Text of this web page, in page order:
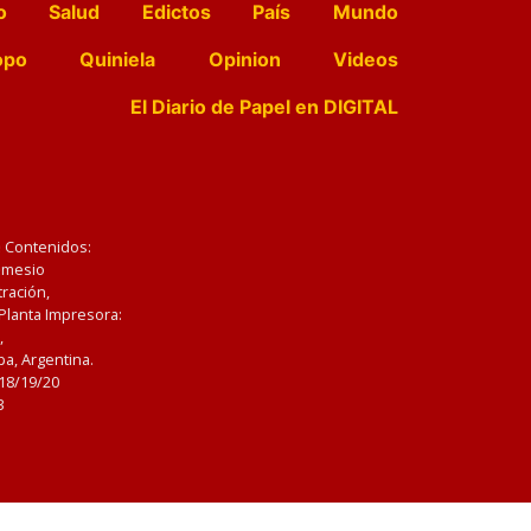
Salud Edictos País
Mundo
Quiniela Opinion
Videos
El Diario de Papel en DIGITAL
Impresora:
Argentina.
19/20